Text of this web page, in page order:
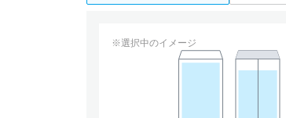
※選択中のイメージ